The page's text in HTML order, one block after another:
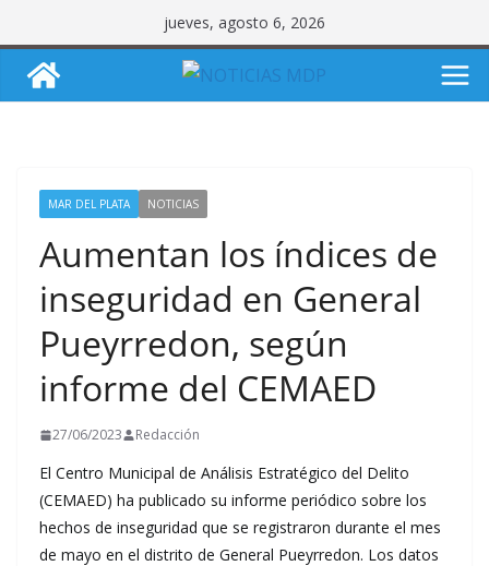
al
contenido
jueves, agosto 6, 2026
MAR DEL PLATA NOTICIAS
Aumentan los índices de
inseguridad en General
Pueyrredon, según
informe del CEMAED
27/06/2023 Redacción
El Centro Municipal de Análisis Estratégico del Delito
(CEMAED) ha publicado su informe periódico sobre los
hechos de inseguridad que se registraron durante el mes
de mayo en el distrito de General Pueyrredon. Los datos